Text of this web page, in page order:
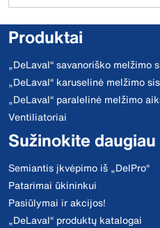
Produktai
„DeLaval“ savanoriško melžimo
„DeLaval“ karuselinė melžimo
„DeLaval“ paralelinė melžimo
Ventiliatoriai
Sužinokite daugiau
Semiantis įkvėpimo iš „DelPro“
Patarimai ūkininkui
Pasiūlymai ir akcijos!
„DeLaval“ produktų katalogai